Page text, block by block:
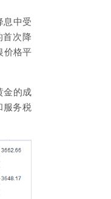
息中受
次降
价格平
金的成
服务税